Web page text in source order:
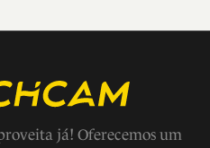
já! Oferecemos um